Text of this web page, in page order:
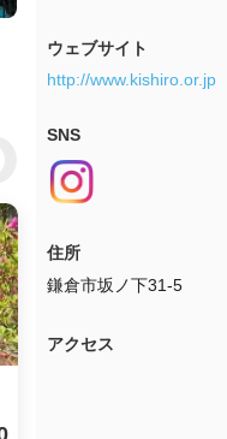
ウェブサイト
http://www.kishiro.or.jp
SNS
住所
鎌倉市坂ノ下31-5
アクセス